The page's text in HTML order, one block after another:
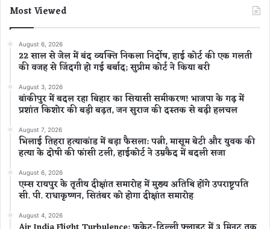
Most Viewed
August 6, 2026
22 साल से जेल में बंद व्यक्ति निकला निर्दोष, हाई कोर्ट की एक गलती
की वजह से जिंदगी हो गई बर्बाद; सुप्रीम कोर्ट ने किया बरी
August 3, 2026
बांकीपुर में बदल रहा बिहार का सियासी समीकरण! भाजपा के गढ़ में
प्रशांत किशोर की बड़ी बढ़त, जन सुराज की दस्तक से बढ़ी हलचल
August 7, 2026
भिलाई तिहरा हत्याकांड में बड़ा फैसला: पत्नी, मासूम बेटी और युवक की
हत्या के दोषी की फांसी टली, हाईकोर्ट ने उम्रकैद में बदली सजा
August 6, 2026
एम्स रायपुर के तृतीय दीक्षांत समारोह में मुख्य अतिथि होंगे उपराष्ट्रपति
सी. पी. राधाकृष्णन, सितंबर को होगा दीक्षांत समारोह
August 4, 2026